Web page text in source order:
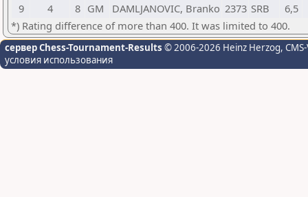
9
4 8 GM DAMLJANOVIC, Branko 2373 SRB
6,5
*) Rating difference of more than 400. It was limited to 400.
сервер Chess-Tournament-Results © 2006-2026 Heinz Herzog,
условия использования